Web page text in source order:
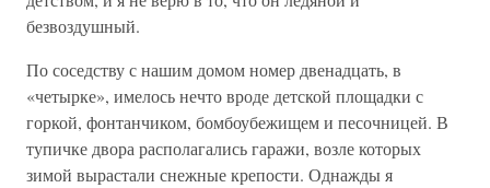
безвоздушный.
По соседству с нашим домом номер двенадцать, в
«четырке», имелось нечто вроде детской площадки с
горкой, фонтанчиком, бомбоубежищем и песочницей. В
тупичке двора располагались гаражи, возле которых
зимой вырастали снежные крепости. Однажды я